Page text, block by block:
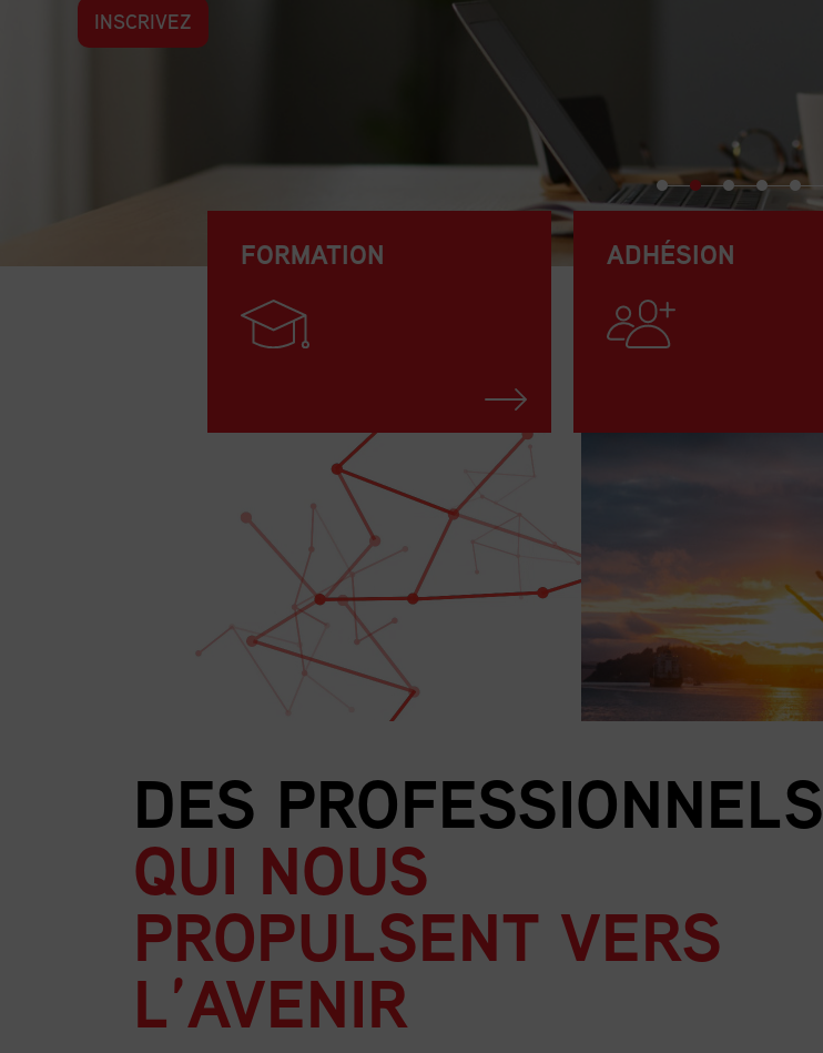
INSCRIVEZ
FORMATION ADHÉSION
DES PROFESSIONNELS
QUI NOUS
PROPULSENT VERS
L’AVENIR